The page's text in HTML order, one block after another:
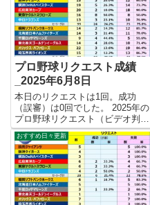
プロ野球リクエスト成績
_2025年6月8日
本日のリクエストは1回。成功
（誤審）は0回でした。 2025年の
プロ野球リクエスト（ビデオ判
定）成績を記録集計しています。
今シーズンのリクエスト成功率は
これで22.5%。リクエスト数187
回、成功42回、失敗145回となり
ました。 【リクエ...
おすすめ日々更新